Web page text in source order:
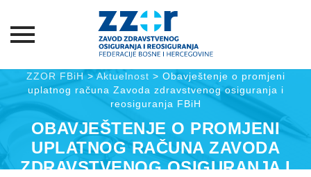
Skip
content
ZZOR FBiH > Aktuelnost > Obavještenje o promjeni
uplatnog računa Zavoda zdravstvenog osiguranja i
reosiguranja FBiH
OBAVJEŠTENJE O PROMJENI
UPLATNOG RAČUNA ZAVODA
ZDRAVSTVENOG OSIGURANJA I